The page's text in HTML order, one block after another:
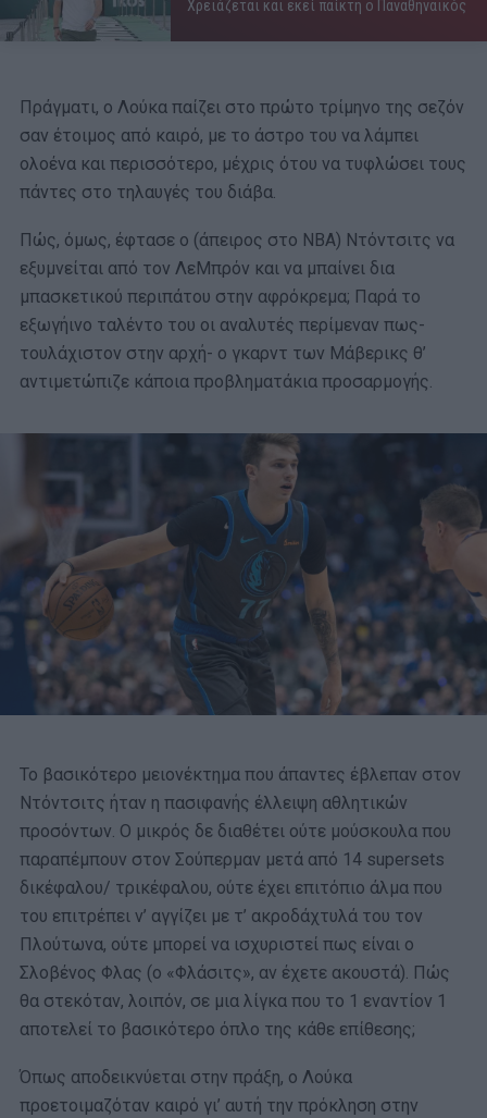
Χρειάζεται και εκεί παίκτη ο Παναθηναϊκός
Πράγματι, ο Λούκα παίζει στο πρώτο τρίμηνο της σεζόν
σαν έτοιμος από καιρό, με το άστρο του να λάμπει
ολοένα και περισσότερο, μέχρις ότου να τυφλώσει τους
πάντες στο τηλαυγές του διάβα.
Πώς, όμως, έφτασε ο (άπειρος στο ΝΒΑ) Ντόντσιτς να
εξυμνείται από τον ΛεΜπρόν και να μπαίνει δια
μπασκετικού περιπάτου στην αφρόκρεμα; Παρά το
εξωγήινο ταλέντο του οι αναλυτές περίμεναν πως-
τουλάχιστον στην αρχή- ο γκαρντ των Μάβερικς θ’
αντιμετώπιζε κάποια προβληματάκια προσαρμογής.
Το βασικότερο μειονέκτημα που άπαντες έβλεπαν στον
Ντόντσιτς ήταν η πασιφανής έλλειψη αθλητικών
προσόντων. Ο μικρός δε διαθέτει ούτε μούσκουλα που
παραπέμπουν στον Σούπερμαν μετά από 14 supersets
δικέφαλου/ τρικέφαλου, ούτε έχει επιτόπιο άλμα που
του επιτρέπει ν’ αγγίζει με τ’ ακροδάχτυλά του τον
Πλούτωνα, ούτε μπορεί να ισχυριστεί πως είναι ο
Σλοβένος Φλας (ο «Φλάσιτς», αν έχετε ακουστά). Πώς
θα στεκόταν, λοιπόν, σε μια λίγκα που το 1 εναντίον 1
αποτελεί το βασικότερο όπλο της κάθε επίθεσης;
Όπως αποδεικνύεται στην πράξη, ο Λούκα
προετοιμαζόταν καιρό γι’ αυτή την πρόκληση στην